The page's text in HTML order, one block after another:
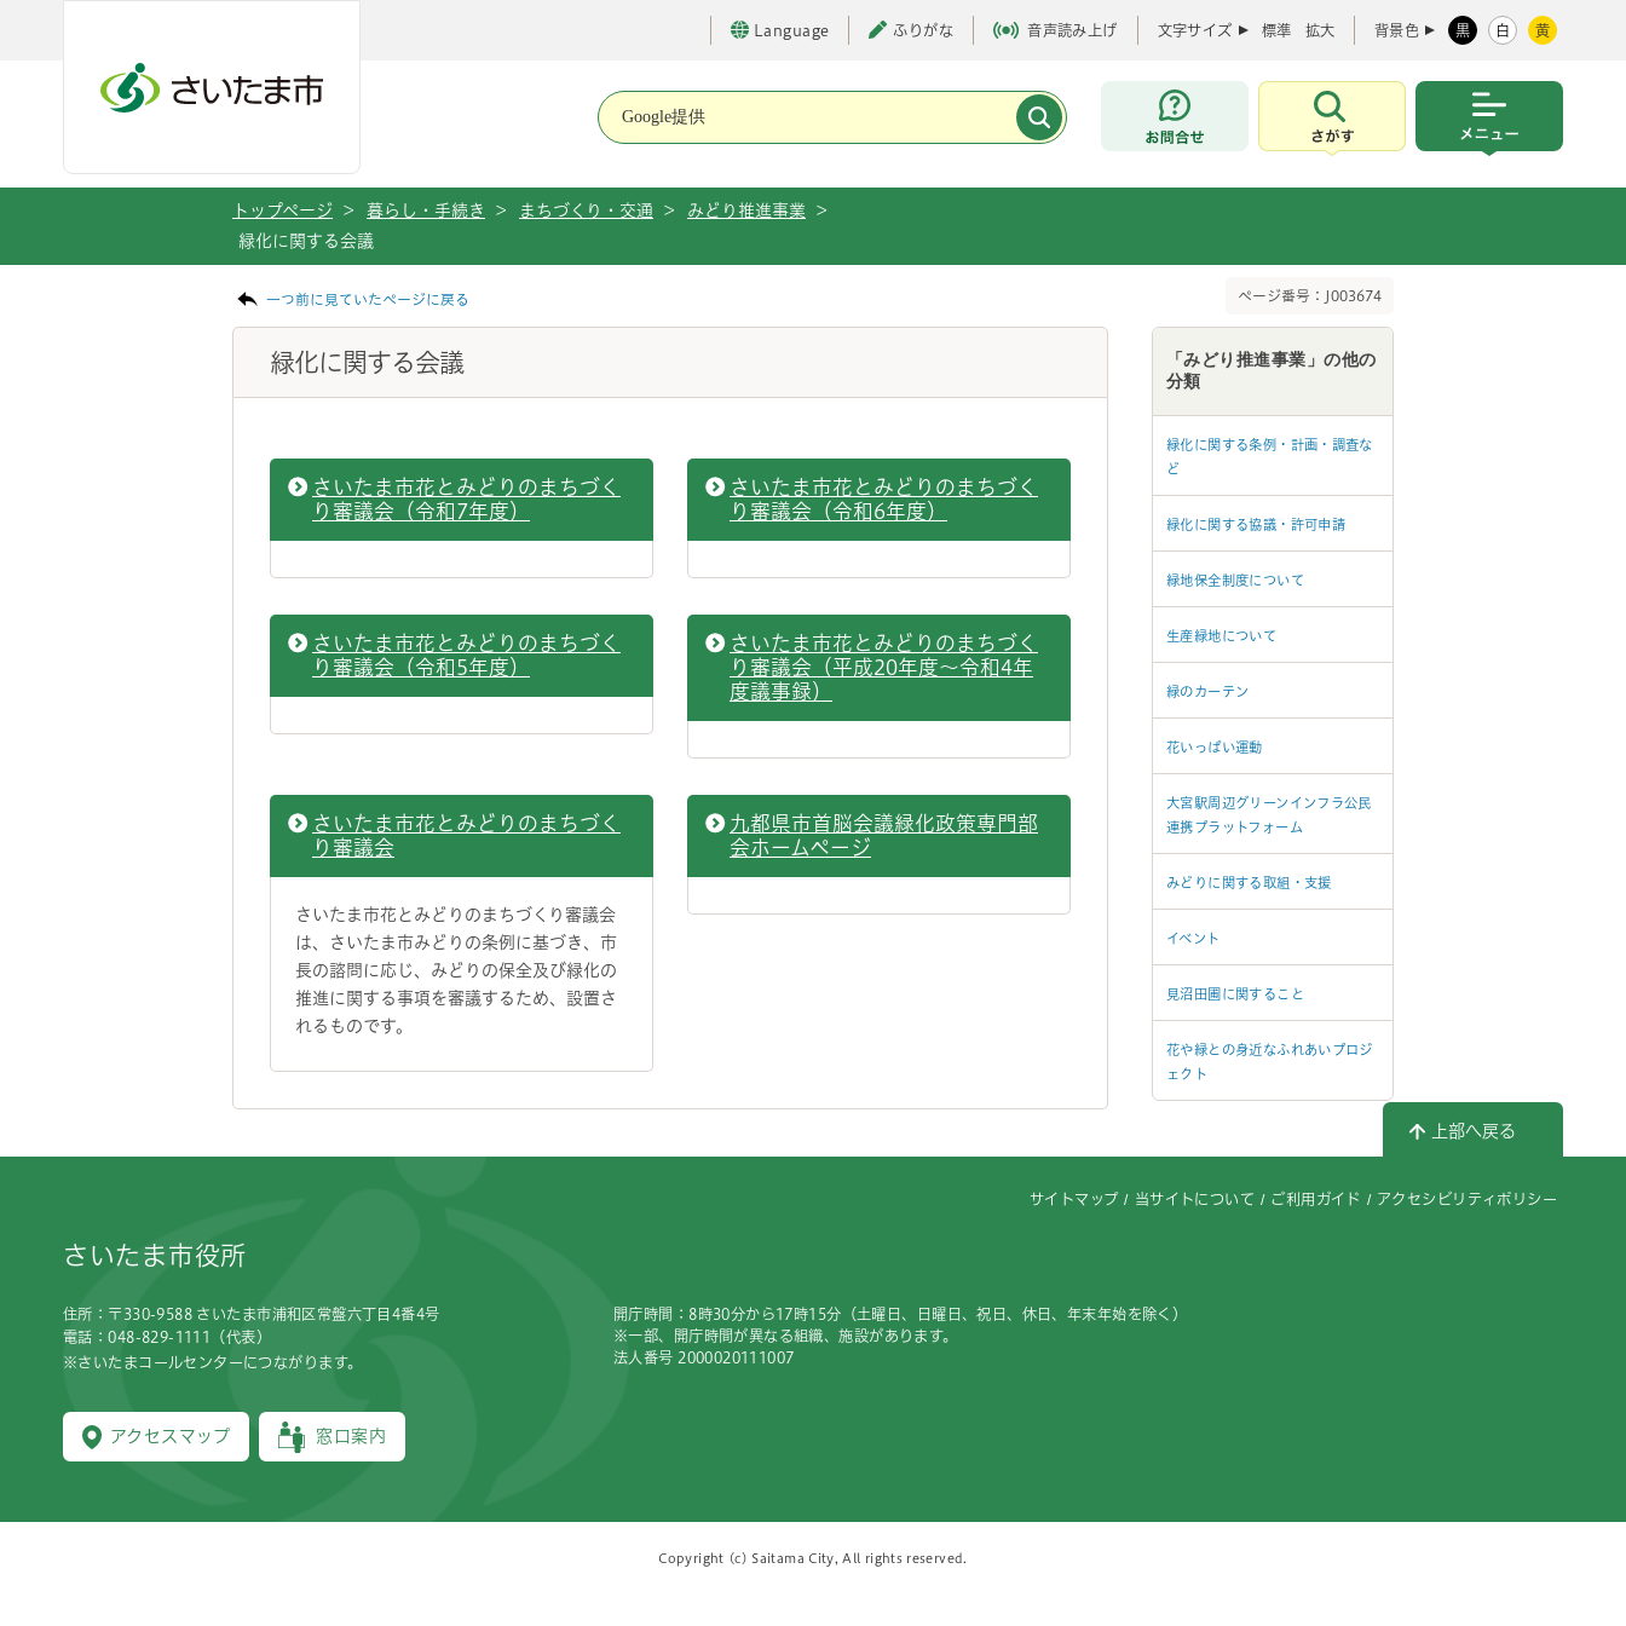
Language ふりがな 音声読み上げ 文字サイズ 標準 拡大 背景色 黒 白 黄
お問合せ
さがす
トップページ > 暮らし・手続き > まちづくり・交通 > みどり推進事業
>
緑化に関する会議
一つ前に見ていたページに戻る ページ番号：J003674
緑化に関する会議
さいたま市花とみどりのまちづく
り審議会（令和7年度）
さいたま市花とみどりのまちづく
り審議会（令和6年度）
さいたま市花とみどりのまちづく
り審議会（令和5年度）
さいたま市花とみどりのまちづく
り審議会（平成20年度～令和4年
度議事録）
さいたま市花とみどりのまちづく
り審議会
さいたま市花とみどりのまちづくり審議会
は、さいたま市みどりの条例に基づき、市
長の諮問に応じ、みどりの保全及び緑化の
推進に関する事項を審議するため、設置さ
れるものです。
九都県市首脳会議緑化政策専門部
会ホームページ
「みどり推進事業」の他の
分類
緑化に関する条例・計画・調査な
ど
緑化に関する協議・許可申請
緑地保全制度について
生産緑地について
緑のカーテン
花いっぱい運動
大宮駅周辺グリーンインフラ公民
連携プラットフォーム
みどりに関する取組・支援
イベント
見沼田圃に関すること
花や緑との身近なふれあいプロジ
ェクト
上部へ戻る
サイトマップ 当サイトについて ご利用ガイド アクセシビリティポリシー
さいたま市役所
住所：〒330-9588 さいたま市浦和区常盤六丁目4番4号
電話：048-829-1111（代表）
※さいたまコールセンターにつながります。
アクセスマップ 窓口案内
開庁時間：8時30分から17時15分（土曜日、日曜日、祝日、休日、年末年始を除く）
※一部、開庁時間が異なる組織、施設があります。
法人番号 2000020111007
Copyright (c) Saitama City, All rights reserved.